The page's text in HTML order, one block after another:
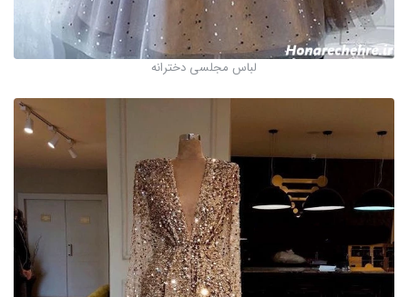
لباس مجلسی دخترانه